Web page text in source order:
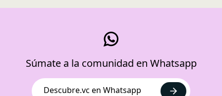
Súmate a la comunidad en Whatsapp
Descubre.vc en Whatsapp